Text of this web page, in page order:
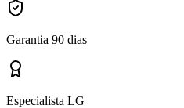
Garantia 90 dias
Especialista LG